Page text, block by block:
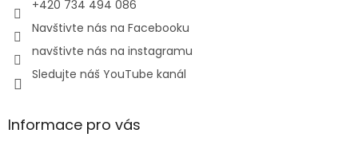
+420 734 494 086
Navštivte nás na Facebooku
navštivte nás na instagramu
Sledujte náš YouTube kanál
Informace pro vás